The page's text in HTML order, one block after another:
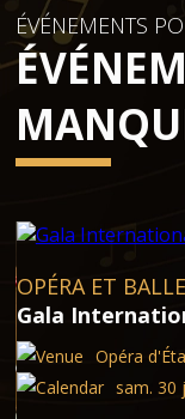
ÉVÉNEMENTS
OPÉRA ET
Gala
Opéra
sam. 30